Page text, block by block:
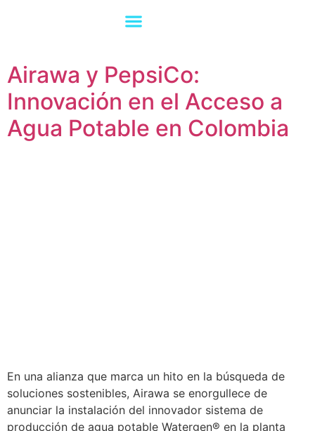
Airawa y PepsiCo:
Innovación en el Acceso a
Agua Potable en Colombia
En una alianza que marca un hito en la búsqueda de
soluciones sostenibles, Airawa se enorgullece de
anunciar la instalación del innovador sistema de
producción de agua potable Watergen® en la planta